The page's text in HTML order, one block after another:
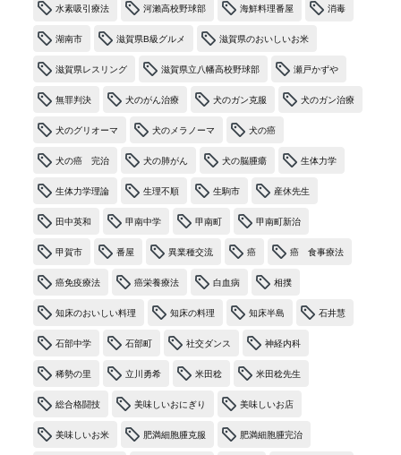
水素吸引療法 河瀨高校野球部 海鮮料理番屋 消毒
湖南市 滋賀県B級グルメ 滋賀県のおいしいお米
滋賀県レスリング 滋賀県立八幡高校野球部 瀬戸かずや
無罪判決 犬のがん治療 犬のガン克服 犬のガン治療
犬のグリオーマ 犬のメラノーマ 犬の癌
犬の癌 完治 犬の肺がん 犬の脳腫瘍 生体力学
生体力学理論 生理不順 生駒市 産休先生
田中英和 甲南中学 甲南町 甲南町新治
甲賀市 番屋 異業種交流 癌 癌 食事療法
癌免疫療法 癌栄養療法 白血病 相撲
知床のおいしい料理 知床の料理 知床半島 石井慧
石部中学 石部町 社交ダンス 神経内科
稀勢の里 立川勇希 米田稔 米田稔先生
総合格闘技 美味しいおにぎり 美味しいお店
美味しいお米 肥満細胞腫克服 肥満細胞腫完治